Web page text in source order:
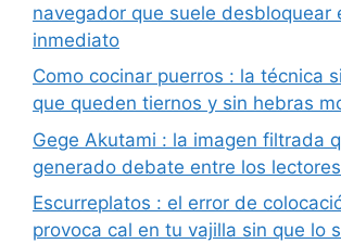
navegador que suele desbloquear
inmediato
Como cocinar puerros : la técnica
que queden tiernos y sin hebras
Gege Akutami : la imagen filtrada
generado debate entre los
Escurreplatos : el error de
provoca cal en tu vajilla sin que lo